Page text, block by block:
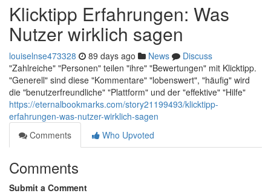
Klicktipp Erfahrungen: Was
Nutzer wirklich sagen
louiselnse473328 89 days ago News
Discuss
"Zahlreiche" "Personen" teilen "ihre" "Bewertungen" mit Klicktipp.
"Generell" sind diese "Kommentare" "lobenswert", "häufig" wird
die "benutzerfreundliche" "Plattform" und der "effektive" "Hilfe"
https://eternalbookmarks.com/story21199493/klicktipp-
erfahrungen-was-nutzer-wirklich-sagen
Comments
Who Upvoted
Comments
Submit a Comment